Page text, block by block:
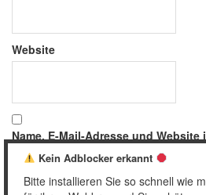
Website
Name, E-Mail-Adresse und
meinen nächsten Kommentar
Kein Adblocker erkannt
Bitte installieren Sie so schnell wie